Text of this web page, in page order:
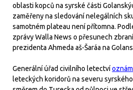
oblasti kopců na syrské části
zaměřeny na sledování nelegálních
samotném plateau není přítomna.
zprávy Walla News o přesunech
prezidenta Ahmeda aš-Šaráa na
Generální úřad civilního letectví
leteckých koridorů na severu